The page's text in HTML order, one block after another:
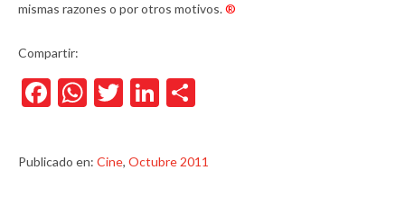
mismas razones o por otros motivos.®
Compartir:
Facebook
WhatsApp
TwitterLinkedIn
Publicado en: Cine, Octubre 2011